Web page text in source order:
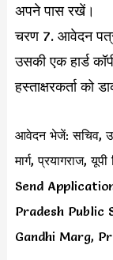
अपने पास रखें।
चरण 7. आवेदन
उसकी एक हार्ड
हस्ताक्षरकर्ता को
आवेदन भेजें: सचिव,
मार्ग, प्रयागराज,
Send
Pradesh Public
Gandhi Marg,